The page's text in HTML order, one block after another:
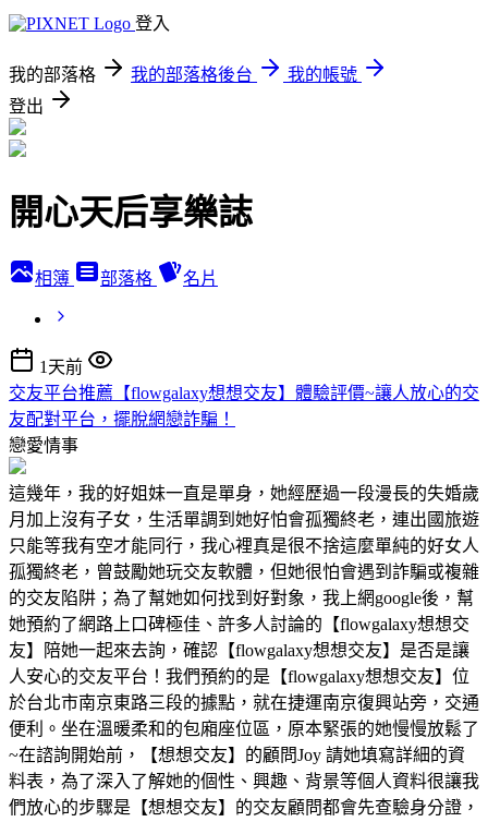
登入
我的部落格 我的部落格後台
我的帳號
登出
開心天后享樂誌
相簿 部落格 名片
1天前
交友平台推薦【flowgalaxy想想交友】體驗評價~讓人放心的交
友配對平台，擺脫網戀詐騙！
戀愛情事
這幾年，我的好姐妹一直是單身，她經歷過一段漫長的失婚歲
月加上沒有子女，生活單調到她好怕會孤獨終老，連出國旅遊
只能等我有空才能同行，我心裡真是很不捨這麼單純的好女人
孤獨終老，曾鼓勵她玩交友軟體，但她很怕會遇到詐騙或複雜
的交友陷阱；為了幫她如何找到好對象，我上網google後，幫
她預約了網路上口碑極佳、許多人討論的【flowgalaxy想想交
友】陪她一起來去詢，確認【flowgalaxy想想交友】是否是讓
人安心的交友平台！我們預約的是【flowgalaxy想想交友】位
於台北市南京東路三段的據點，就在捷運南京復興站旁，交通
便利。坐在溫暖柔和的包廂座位區，原本緊張的她慢慢放鬆了
~在諮詢開始前，【想想交友】的顧問Joy 請她填寫詳細的資
料表，為了深入了解她的個性、興趣、背景等個人資料很讓我
們放心的步驟是【想想交友】的交友顧問都會先查驗身分證，